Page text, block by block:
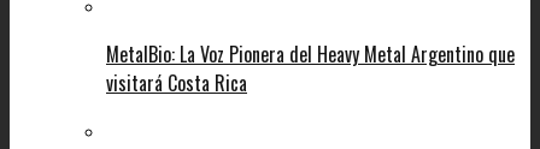
MetalBio: La Voz Pionera del Heavy Metal Argentino que
visitará Costa Rica